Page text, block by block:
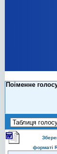
Поіменне
форматі